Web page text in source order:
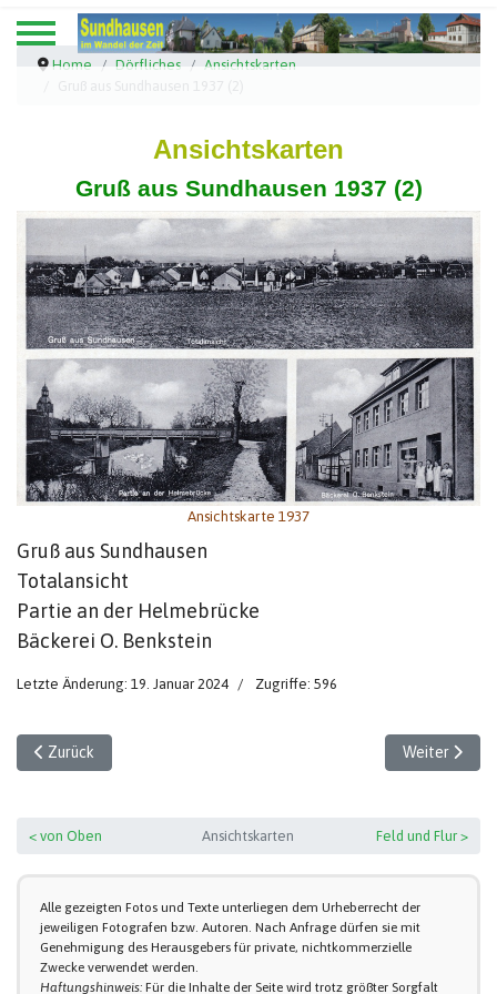
Home Dörfliches
Ansichtskarten
Ansichtskarten
Gruß aus Sundhausen 1937 (2)
Ansichtskarte 1937
Gruß aus Sundhausen
Totalansicht
Partie an der Helmebrücke
Bäckerei O. Benkstein
Letzte Änderung: 19. Januar 2024 Zugriffe: 596
Vorheriger Beitrag: Gruß aus Sundhausen 1934
Zurück Nächster
Weiter
< von Oben Ansichtskarten Feld und Flur >
Alle gezeigten Fotos und Texte unterliegen dem Urheberrecht der
jeweiligen Fotografen bzw. Autoren. Nach Anfrage dürfen sie mit
Genehmigung des Herausgebers für private, nichtkommerzielle
Zwecke verwendet werden.
Haftungshinweis: Für die Inhalte der Seite wird trotz größter Sorgfalt